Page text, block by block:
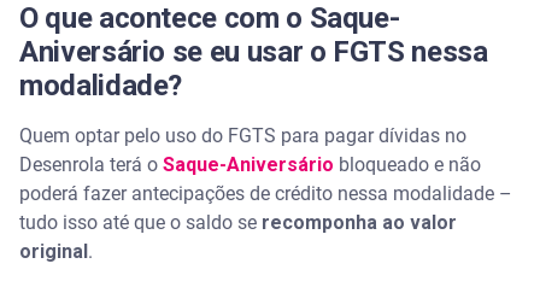
O que acontece com o Saque-
Aniversário se eu usar o FGTS nessa
modalidade?
Quem optar pelo uso do FGTS para pagar dívidas no
Desenrola terá o Saque-Aniversário bloqueado e não
poderá fazer antecipações de crédito nessa modalidade –
tudo isso até que o saldo se recomponha ao valor
original .